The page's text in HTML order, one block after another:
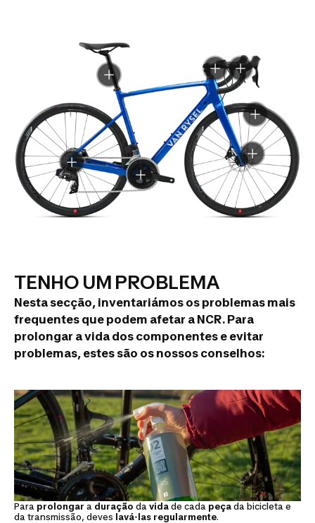
TENHO UM PROBLEMA
Nesta secção, inventariámos os problemas mais
frequentes que podem afetar a NCR. Para
prolongar a vida dos componentes e evitar
problemas, estes são os nossos conselhos:
Para prolongar a duração da vida de cada peça da bicicleta e
da transmissão, deves lavá-las regularmente.